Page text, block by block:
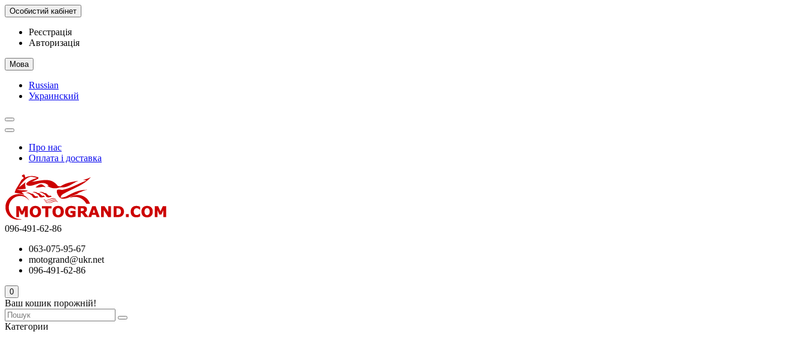
Особистий кабінет
Реєстрація
Авторизація
Мова
Russian
Украинский
Про нас
Оплата і доставка
096-491-62-86
063-075-95-67
motogrand@ukr.net
096-491-62-86
0
Ваш кошик порожній!
Категории